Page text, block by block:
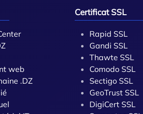
web
.DZ
Certificat SSL
Rapid SSL
Gandi SSL
Thawte SSL
Comodo SSL
Sectigo SSL
GeoTrust SSL
DigiCert SSL